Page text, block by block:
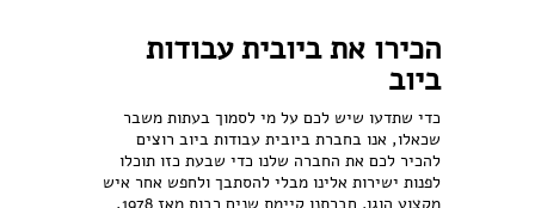
הכירו את ביובית עבודות
ביוב
כדי שתדעו שיש לכם על מי לסמוך בעתות משבר
שכאלו, אנו בחברת ביובית עבודות ביוב רוצים
להכיר לכם את החברה שלנו כדי שבעת כזו תוכלו
לפנות ישירות אלינו מבלי להסתבך ולחפש אחר איש